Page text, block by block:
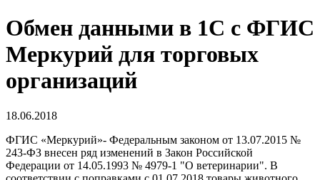
Обмен данными в 1С с ФГИС
Меркурий для торговых
организаций
18.06.2018
ФГИС «Меркурий»- Федеральным законом от 13.07.2015 №
243-ФЗ внесен ряд изменений в Закон Российской
Федерации от 14.05.1993 № 4979-1 "О ветеринарии". В